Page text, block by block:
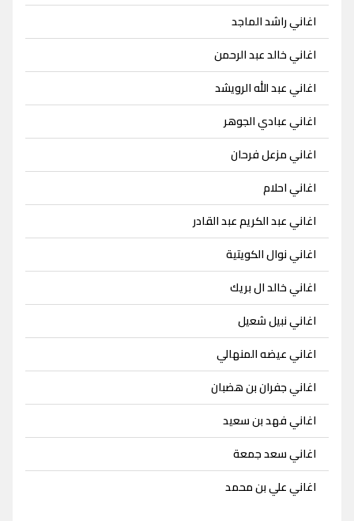
اغاني راشد الماجد
اغاني خالد عبد الرحمن
اغاني عبد الله الرويشد
اغاني عبادي الجوهر
اغاني مزعل فرحان
اغاني احلام
اغاني عبد الكريم عبد القادر
اغاني نوال الكويتية
اغاني خالد ال بريك
اغاني نبيل شعيل
اغاني عيضه المنهالي
اغاني جفران بن هضبان
اغاني فهد بن سعيد
اغاني سعد جمعة
اغاني علي بن محمد